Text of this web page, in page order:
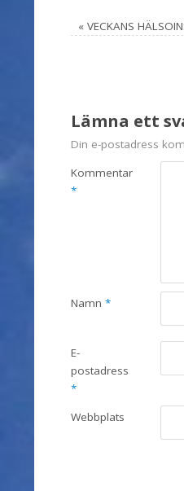
«VECKANS
Lämna ett
Din e-postadress
Kommentar
*
Namn *
E-
postadress
*
Webbplats